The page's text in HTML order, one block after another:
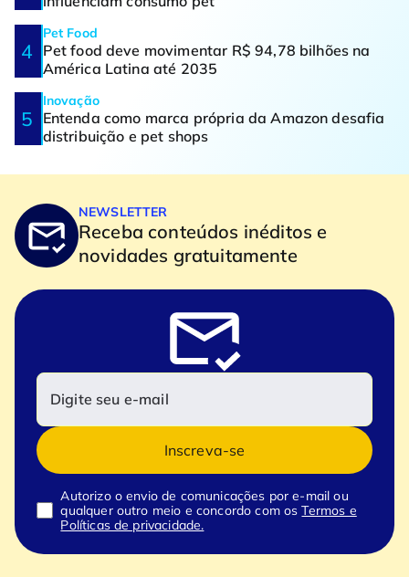
Pet Food
Pet food deve movimentar R$ 94,78 bilhões na
América Latina até 2035
Inovação
Entenda como marca própria da Amazon desafia
distribuição e pet shops
NEWSLETTER
Receba conteúdos inéditos e
novidades gratuitamente
Inscreva-se
Autorizo o envio de comunicações por e-mail ou
qualquer outro meio e concordo com osTermos e
Políticas de privacidade.